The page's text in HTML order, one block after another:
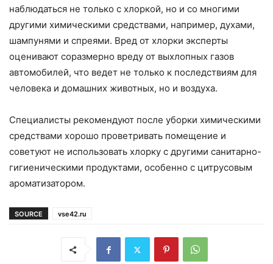
наблюдаться не только с хлоркой, но и со многими
другими химическими средствами, например, духами,
шампунями и спреями. Вред от хлорки эксперты
оценивают соразмерно вреду от выхлопных газов
автомобилей, что ведет не только к последствиям для
человека и домашних животных, но и воздуха.
Специалисты рекомендуют после уборки химическими
средствами хорошо проветривать помещение и
советуют не использовать хлорку с другими санитарно-
гигиеническими продуктами, особенно с цитрусовым
ароматизатором.
SOURCE vse42.ru